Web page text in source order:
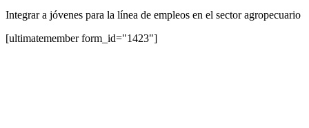
Integrar a jóvenes para la línea de empleos en el sector agropecuario
[ultimatemember form_id="1423"]